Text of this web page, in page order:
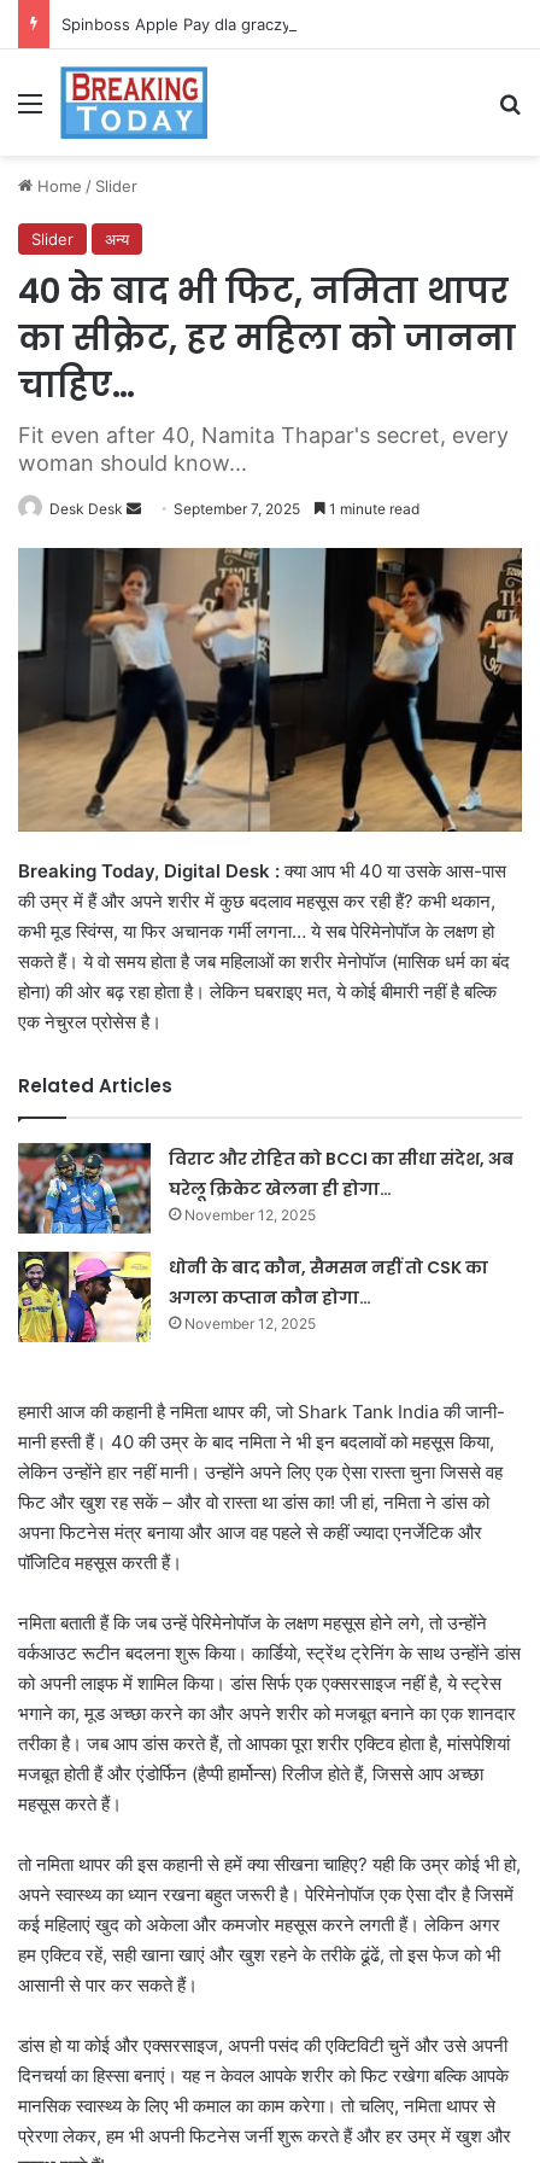
Spinboss Apple Pay dla graczy na iPhone
Menu
Home / Slider
Slider अन्य
40 के बाद भी फिट, नमिता थापर
का सीक्रेट, हर महिला को जानना
चाहिए…
Fit even after 40, Namita Thapar's secret, every
woman should know...
Desk Desk
Send
email
September 7, 2025 1 minute read
Breaking Today, Digital Desk :क्या आप भी 40 या उसके आस-पास
की उम्र में हैं और अपने शरीर में कुछ बदलाव महसूस कर रही हैं? कभी थकान,
कभी मूड स्विंग्स, या फिर अचानक गर्मी लगना… ये सब पेरिमेनोपॉज के लक्षण हो
सकते हैं। ये वो समय होता है जब महिलाओं का शरीर मेनोपॉज (मासिक धर्म का बंद
होना) की ओर बढ़ रहा होता है। लेकिन घबराइए मत, ये कोई बीमारी नहीं है बल्कि
एक नेचुरल प्रोसेस है।
Related Articles
विराट और रोहित को BCCI का सीधा संदेश, अब
घरेलू क्रिकेट खेलना ही होगा…
November 12, 2025
धोनी के बाद कौन, सैमसन नहीं तो CSK का
अगला कप्तान कौन होगा…
November 12, 2025
हमारी आज की कहानी है नमिता थापर की, जो Shark Tank India की जानी-
मानी हस्ती हैं। 40 की उम्र के बाद नमिता ने भी इन बदलावों को महसूस किया,
लेकिन उन्होंने हार नहीं मानी। उन्होंने अपने लिए एक ऐसा रास्ता चुना जिससे वह
फिट और खुश रह सकें – और वो रास्ता था डांस का! जी हां, नमिता ने डांस को
अपना फिटनेस मंत्र बनाया और आज वह पहले से कहीं ज्यादा एनर्जेटिक और
पॉजिटिव महसूस करती हैं।
नमिता बताती हैं कि जब उन्हें पेरिमेनोपॉज के लक्षण महसूस होने लगे, तो उन्होंने
वर्कआउट रूटीन बदलना शुरू किया। कार्डियो, स्ट्रेंथ ट्रेनिंग के साथ उन्होंने डांस
को अपनी लाइफ में शामिल किया। डांस सिर्फ एक एक्सरसाइज नहीं है, ये स्ट्रेस
भगाने का, मूड अच्छा करने का और अपने शरीर को मजबूत बनाने का एक शानदार
तरीका है। जब आप डांस करते हैं, तो आपका पूरा शरीर एक्टिव होता है, मांसपेशियां
मजबूत होती हैं और एंडोर्फिन (हैप्पी हार्मोन्स) रिलीज होते हैं, जिससे आप अच्छा
महसूस करते हैं।
तो नमिता थापर की इस कहानी से हमें क्या सीखना चाहिए? यही कि उम्र कोई भी हो,
अपने स्वास्थ्य का ध्यान रखना बहुत जरूरी है। पेरिमेनोपॉज एक ऐसा दौर है जिसमें
कई महिलाएं खुद को अकेला और कमजोर महसूस करने लगती हैं। लेकिन अगर
हम एक्टिव रहें, सही खाना खाएं और खुश रहने के तरीके ढूंढें, तो इस फेज को भी
आसानी से पार कर सकते हैं।
डांस हो या कोई और एक्सरसाइज, अपनी पसंद की एक्टिविटी चुनें और उसे अपनी
दिनचर्या का हिस्सा बनाएं। यह न केवल आपके शरीर को फिट रखेगा बल्कि आपके
मानसिक स्वास्थ्य के लिए भी कमाल का काम करेगा। तो चलिए, नमिता थापर से
प्रेरणा लेकर, हम भी अपनी फिटनेस जर्नी शुरू करते हैं और हर उम्र में खुश और